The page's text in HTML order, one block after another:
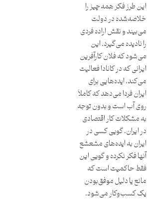
این طرز فکر همه‌چیز را
خلاصه‌شده در دولت
می‌بیند و نقش اراده فردی
را نادیده می‌گیرد. این
می‌شود که فلان کارآفرین
ایرانی که در کانادا فعالیت
می‌کند، ایده‌هایی برای
ایران فردا می‌دهد که کاملاً
روی آب است و بدون توجه
به مشکلات کار اقتصادی
در ایران. گویی کسی در
ایران به ایده‌های مشعشع
آنها فکر نکرده و گویی این
فقط حاکمیت است که
مانع یا دلیل موفق‌بودن
یک کسب‌وکار می‌شود.